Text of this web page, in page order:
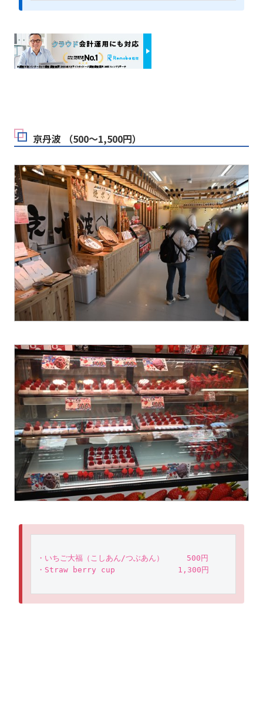
京丹波 （500～1,500円）
・いちご大福（こしあん/つぶあん）　　　500円
・Straw berry cup　　　　 　　　 1,300円